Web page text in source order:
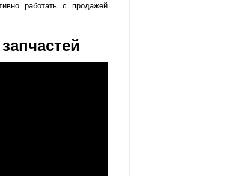
работать с продажей